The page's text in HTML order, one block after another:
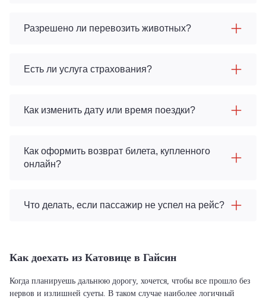
Разрешено ли перевозить животных?
Есть ли услуга страхования?
Как изменить дату или время поездки?
Как оформить возврат билета, купленного
онлайн?
Что делать, если пассажир не успел на рейс?
Как доехать из Катовице в Гайсин
Когда планируешь дальнюю дорогу, хочется, чтобы все прошло без
нервов и излишней суеты. В таком случае наиболее логичный